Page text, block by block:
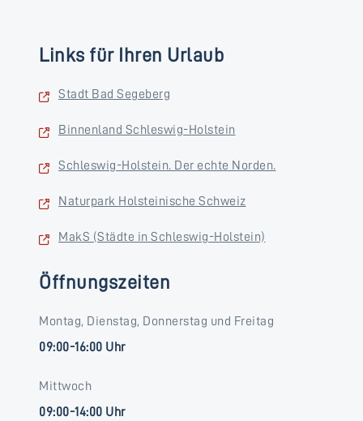
Links für Ihren Urlaub
Stadt Bad Segeberg
Binnenland Schleswig-Holstein
Schleswig-Holstein. Der echte Norden.
Naturpark Holsteinische Schweiz
MakS (Städte in Schleswig-Holstein)
Öffnungszeiten
Montag, Dienstag, Donnerstag und Freitag
09:00-16:00 Uhr
Mittwoch
09:00-14:00 Uhr